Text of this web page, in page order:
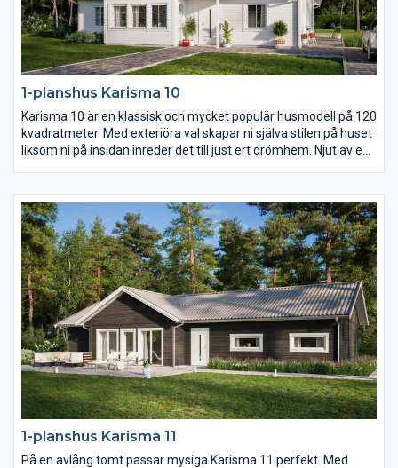
1-planshus Karisma 10
Karisma 10 är en klassisk och mycket populär husmodell på 120
kvadratmeter. Med exteriöra val skapar ni själva stilen på huset
liksom ni på insidan inreder det till just ert drömhem. Njut av en
bort från gatan.
1-planshus Karisma 11
På en avlång tomt passar mysiga Karisma 11 perfekt. Med